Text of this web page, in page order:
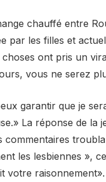
chauffé entre
par les filles et
ont pris un
vous ne serez
garantir que je
La réponse de la
commentaires
les lesbiennes »,
votre raisonnement».